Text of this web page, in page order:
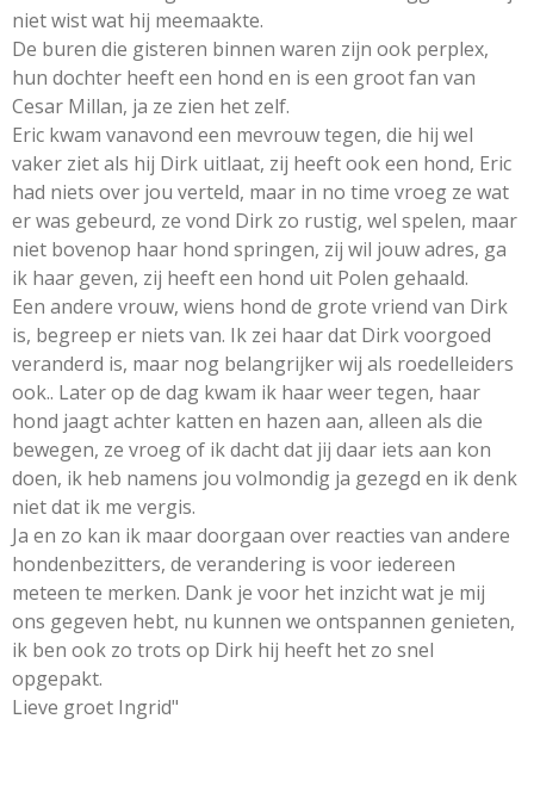
niet wist wat hij meemaakte.
De buren die gisteren binnen waren zijn ook perplex,
hun dochter heeft een hond en is een groot fan van
Cesar Millan, ja ze zien het zelf.
Eric kwam vanavond een mevrouw tegen, die hij wel
vaker ziet als hij Dirk uitlaat, zij heeft ook een hond, Eric
had niets over jou verteld, maar in no time vroeg ze wat
er was gebeurd, ze vond Dirk zo rustig, wel spelen, maar
niet bovenop haar hond springen, zij wil jouw adres, ga
ik haar geven, zij heeft een hond uit Polen gehaald.
Een andere vrouw, wiens hond de grote vriend van Dirk
is, begreep er niets van. Ik zei haar dat Dirk voorgoed
veranderd is, maar nog belangrijker wij als roedelleiders
ook.. Later op de dag kwam ik haar weer tegen, haar
hond jaagt achter katten en hazen aan, alleen als die
bewegen, ze vroeg of ik dacht dat jij daar iets aan kon
doen, ik heb namens jou volmondig ja gezegd en ik denk
niet dat ik me vergis.
Ja en zo kan ik maar doorgaan over reacties van andere
hondenbezitters, de verandering is voor iedereen
meteen te merken. Dank je voor het inzicht wat je mij
ons gegeven hebt, nu kunnen we ontspannen genieten,
ik ben ook zo trots op Dirk hij heeft het zo snel
opgepakt.
Lieve groet Ingrid"